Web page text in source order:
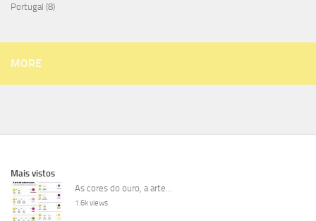
Portugal (8)
MORE
Mais vistos
As cores do ouro, a arte...
1.6k views